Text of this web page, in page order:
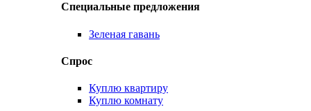
Специальные предложения
Зеленая гавань
Спрос
Куплю квартиру
Куплю комнату